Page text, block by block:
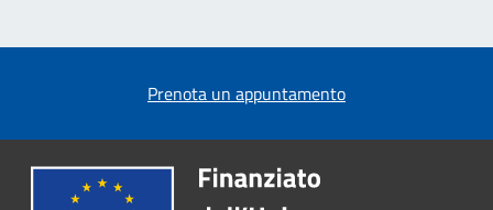
Prenota un appuntamento